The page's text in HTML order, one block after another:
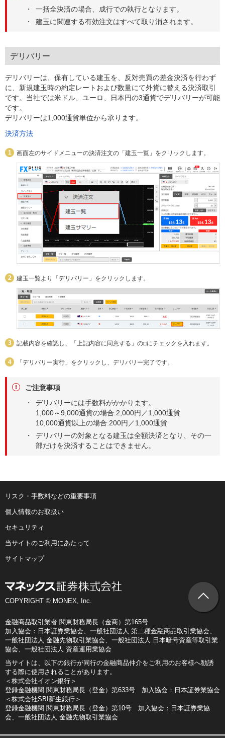
一括全決済の場合、成行での執行となります。
建玉に関連する有効注文はすべて取り消されます。
デリバリー
デリバリーは、保有している建玉を、反対売買の差金決済を行わず
に、新規建玉時の約定レートおよび数量にて外貨に替える決済取引
です。当社では米ドル、ユーロ、日本円の3通貨でデリバリーが可能
です。
デリバリーは1,000通貨単位から承ります。
決済方法
画面左のサイドメニューの決済注文の「建玉一覧」をクリックします。
建玉一覧より「デリバリー」をクリックします。
記載内容を確認し、「上記内容に同意する」の□にチェックを入れます。
「デリバリー実行」をクリックし、デリバリー完了です。
ご注意事項
デリバリーには手数料がかかります。
1,000～9,000通貨の場合:2,000円／1,000通貨
10,000通貨以上の場合:200円／1,000通貨
デリバリーの対象となる建玉は全額決済となり、その一
部だけを決済することはできません。
リスク・手数料などの重要事項
個人情報のお取扱い
セキュリティ
当サイトのご利用にあたって
サイトマップ
COPYRIGHT © MONEX, Inc.
金融商品取引業者 関東財務局長（金商）第165号
加入協会：日本証券業協会、一般社団法人 第二種金融商品取引業協会、
一般社団法人 金融先物取引業協会、一般社団法人 日本暗号資産等取引業
協会、一般社団法人 資産運用業協会
当サイトは、以下の銀行が同行の金融商品仲介をご利用のお客様へ勧誘
する際に使用されることがあります。
＜株式会社イオン銀行＞
登録金融機関 関東財務局長（登金）第633号 加入協会：日本証券業協会
＜株式会社SBI新生銀行＞
登録金融機関 関東財務局長（登金）第10号 加入協会：日本証券業協
会、一般社団法人 金融先物取引業協会